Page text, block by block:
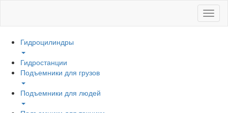
Гидроцилиндры
Гидростанции
Подъемники для грузов
Подъемники для людей